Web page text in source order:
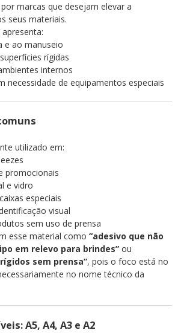
marcas que desejam elevar a
seus materiais.
e ao manuseio
rígidas
internos
necessidade de equipamentos especiais
utilizado em:
promocionais
e vidro
especiais
visual
sem uso de prensa
esse material como “adesivo que não
em relevo para brindes” ou
sem prensa”, pois o foco está no
no nome técnico da
A5, A4, A3 e A2